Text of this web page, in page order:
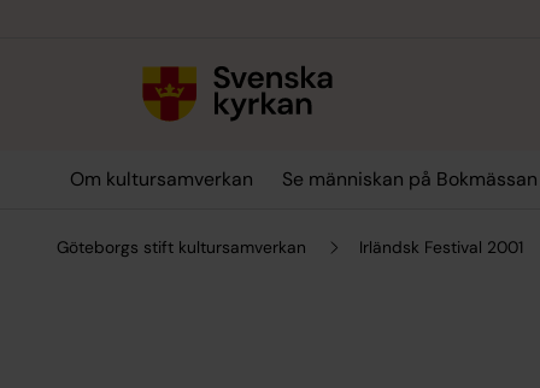
Om kultursamverkan Se människan på Bokmässan
Göteborgs stift kultursamverkan Irländsk Festival 2001